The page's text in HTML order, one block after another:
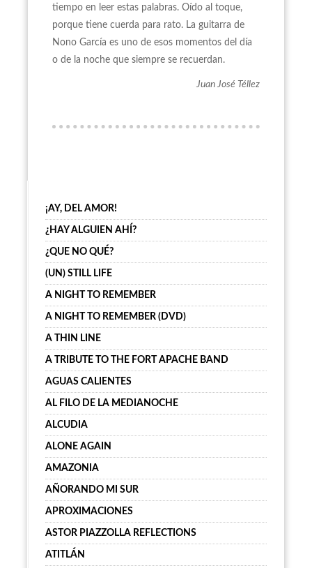
tiempo en leer estas palabras. Oído al toque,
porque tiene cuerda para rato. La guitarra de
Nono García es uno de esos momentos del día
o de la noche que siempre se recuerdan.
Juan José Téllez
¡AY, DEL AMOR!
¿HAY ALGUIEN AHÍ?
¿QUE NO QUÉ?
(UN) STILL LIFE
A NIGHT TO REMEMBER
A NIGHT TO REMEMBER (DVD)
A THIN LINE
A TRIBUTE TO THE FORT APACHE BAND
AGUAS CALIENTES
AL FILO DE LA MEDIANOCHE
ALCUDIA
ALONE AGAIN
AMAZONIA
AÑORANDO MI SUR
APROXIMACIONES
ASTOR PIAZZOLLA REFLECTIONS
ATITLÁN